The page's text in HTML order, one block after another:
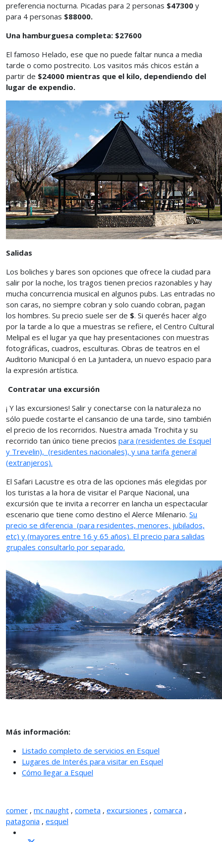
preferencia nocturna. Picadas para 2 personas $47300 y
para 4 personas $88000.
Una hamburguesa completa: $27600
El famoso Helado, ese que no puede faltar nunca a media
tarde o como postrecito. Los vasitos más chicos están a
partir de $24000 mientras que el kilo, dependiendo del
lugar de expendio.
Salidas
Los boliches y bares son opciones que ofrece la ciudad para
salir por la noche, los tragos tienen precios razonables y hay
mucha concurrencia musical en algunos pubs. Las entradas no
son caras, no siempre cobran y solo cuando cobran, pagan
los hombres. Su precio suele ser de $. Si querés hacer algo
por la tarde a lo que a muestras se refiere, el Centro Cultural
Melipal es el lugar ya que hay presentaciones con muestras
fotográficas, cuadros, esculturas. Obras de teatros en el
Auditorio Municipal ó en La Juntadera, un nuevo espacio para
la expresión artística.
Contratar una excursión
¡ Y las excursiones! Salir y conectarse con la naturaleza no
sólo puede costarte el cansancio de una tarde, sino también
el precio de los recorridos. Nuestra amada Trochita y su
recorrido tan único tiene precios para (residentes de Esquel
y Trevelin), (residentes nacionales), y una tarifa general
(extranjeros).
El Safari Lacustre es otra de las opciones más elegidas por
los turistas a la hora de visitar el Parque Nacional, una
excursión que te invita a recorrer en lancha un espectacular
escenario que tiene como destino el Alerce Milenario. Su
precio se diferencia (para residentes, menores, jubilados,
etc) y (mayores entre 16 y 65 años). El precio para salidas
grupales consultarlo por separado.
Más información:
Listado completo de servicios en Esquel
Lugares de Interés para visitar en Esquel
Cómo llegar a Esquel
comer , mc naught , cometa , excursiones , comarca ,
patagonia , esquel